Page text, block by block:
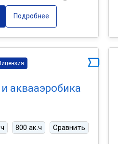
Подробнее
аквааэробика
800 ак.ч Сравнить